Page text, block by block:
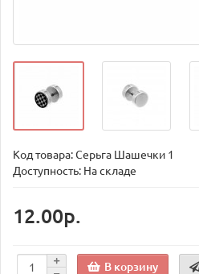
Код товара:Серьга Шашечки 1
Доступность: На складе
12.00р.
В корзину